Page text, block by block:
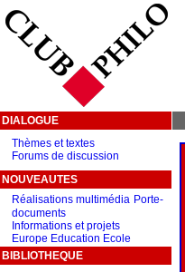
DIALOGUE
Thèmes et textes
Forums de discussion
NOUVEAUTES
Réalisations multimédia Porte-
documents
Informations et projets
Europe Education Ecole
BIBLIOTHEQUE